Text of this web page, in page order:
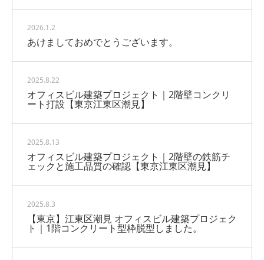
2026.1.2
あけましておめでとうございます。
2025.8.22
オフィスビル建築プロジェクト｜2階壁コンクリ
ート打設【東京江東区潮見】
2025.8.13
オフィスビル建築プロジェクト｜2階壁の鉄筋チ
ェックと施工品質の確認【東京江東区潮見】
2025.8.3
【東京】江東区潮見 オフィスビル建築プロジェク
ト｜1階コンクリート型枠脱型しました。